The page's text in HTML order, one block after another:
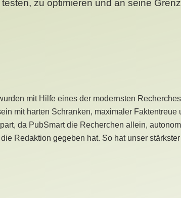
zu optimieren und an seine
mit Hilfe eines der modernsten
mit harten Schranken, maximaler
da PubSmart die Recherchen allein,
Redaktion gegeben hat. So hat unser